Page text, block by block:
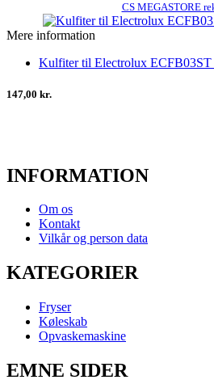
CS MEGASTORE
Mere information
Kulfiter til Electrolux ECFB03ST
147,00 kr.
INFORMATION
Om os
Kontakt
Vilkår og person data
KATEGORIER
Fryser
Køleskab
Opvaskemaskine
EMNE SIDER